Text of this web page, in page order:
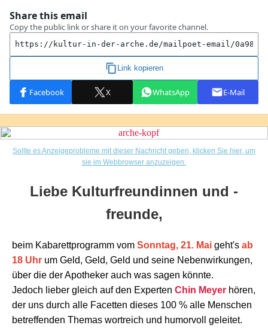
Sollte es Anzeigeprobleme mit dieser Nachricht geben, klicken Sie hier, um
sie im Webbrowser anzuzeigen.
Liebe Kulturfreundinnen und -
freunde,
beim Kabarettprogramm vom Sonntag, 21. Mai geht's ab
18 Uhr um Geld, Geld, Geld und seine Nebenwirkungen,
über die der Apotheker auch was sagen könnte.
Jedoch lieber gleich auf den Experten Chin Meyer hören,
der uns durch alle Facetten dieses 100 % alle Menschen
betreffenden Themas wortreich und humorvoll geleitet.